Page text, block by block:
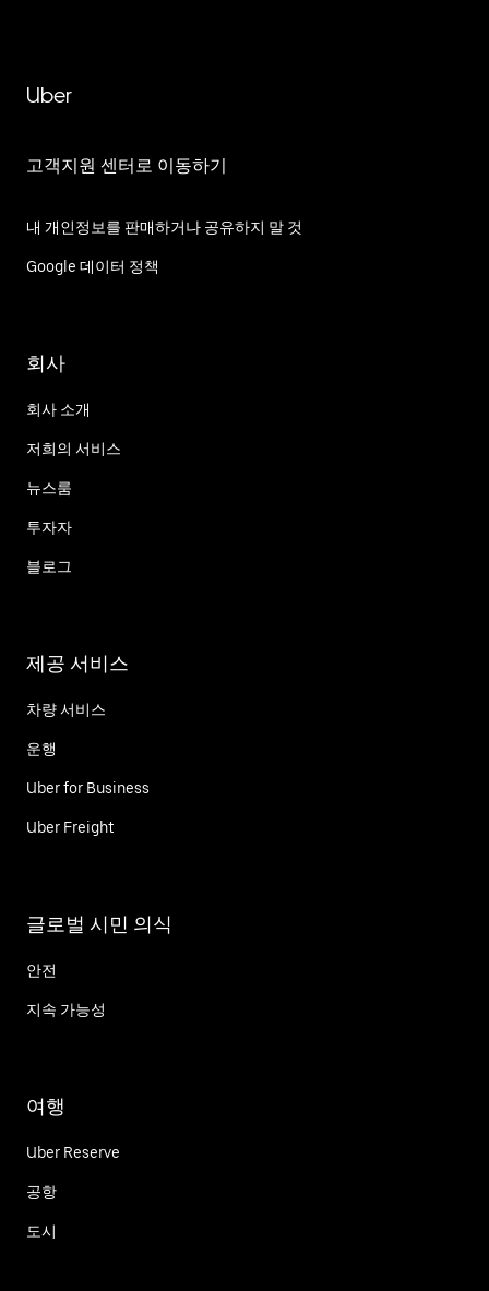
Uber
고객지원 센터로 이동하기
내 개인정보를 판매하거나 공유하지 말 것
Google 데이터 정책
회사
회사 소개
저희의 서비스
뉴스룸
투자자
블로그
제공 서비스
차량 서비스
운행
Uber for Business
Uber Freight
글로벌 시민 의식
안전
지속 가능성
여행
Uber Reserve
공항
도시